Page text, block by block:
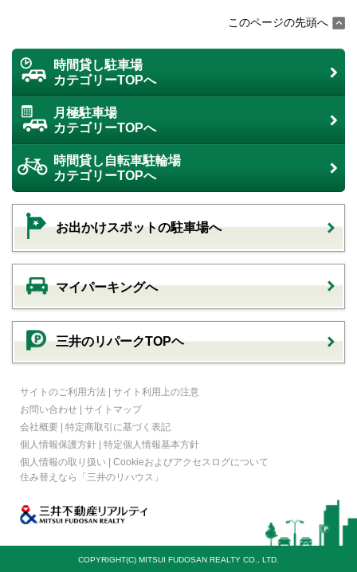
このページの先頭へ
時間貸し駐車場
カテゴリーTOPへ
月極駐車場
カテゴリーTOPへ
時間貸し自転車駐輪場
カテゴリーTOPへ
お出かけスポットの駐車場へ
マイパーキングへ
三井のリパークTOPヘ
サイトのご利用方法 | サイト利用上の注意
お問い合わせ | サイトマップ
会社概要 | 特定商取引に基づく表記
個人情報保護方針 | 特定個人情報基本方針
個人情報の取り扱い | Cookieおよびアクセスログについて
住み替えなら
「三井のリハウス」
COPYRIGHT(C) MITSUI FUDOSAN REALTY CO., LTD.